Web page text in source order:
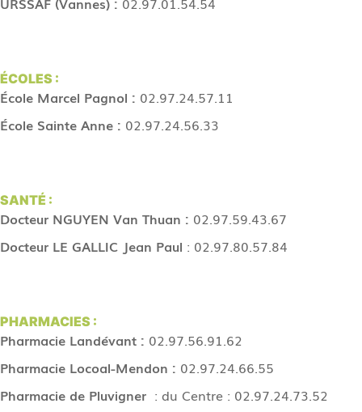
ÉCOLES :
École Marcel Pagnol : 02.97.24.57.11
École Sainte Anne : 02.97.24.56.33
SANTÉ :
Docteur NGUYEN Van Thuan : 02.97.59.43.67
Docteur LE GALLIC Jean Paul : 02.97.80.57.84
PHARMACIES :
Pharmacie Landévant : 02.97.56.91.62
Pharmacie Locoal-Mendon : 02.97.24.66.55
Pharmacie de Pluvigner : du Centre : 02.97.24.73.52